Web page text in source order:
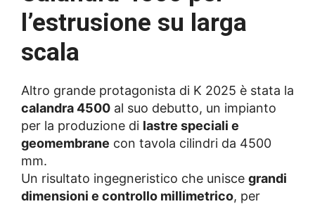
l’estrusione su larga
scala
Altro grande protagonista di K 2025 è stata la
calandra 4500 al suo debutto, un impianto
per la produzione di lastre speciali e
geomembrane con tavola cilindri da 4500
mm.
Un risultato ingegneristico che unisce grandi
dimensioni e controllo millimetrico, per